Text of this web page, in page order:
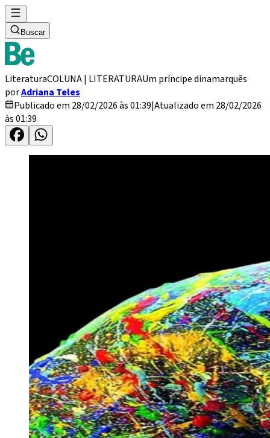
Buscar
LiteraturaCOLUNA | LITERATURAUm príncipe dinamarquês
porAdriana Teles
Publicado em 28/02/2026 às 01:39|Atualizado em 28/02/2026
às 01:39